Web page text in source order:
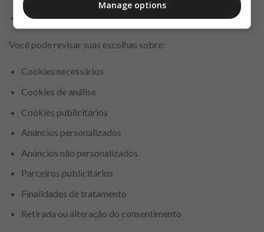
Retirar consentimento para publicidade personalizada
Você pode revisar suas escolhas sobre:
Cookies necessários
Cookies de análise
Cookies publicitários
Anúncios personalizados
Anúncios não personalizados
Parceiros publicitários
Finalidades de tratamento
Retirada ou alteração do consentimento
Manage options